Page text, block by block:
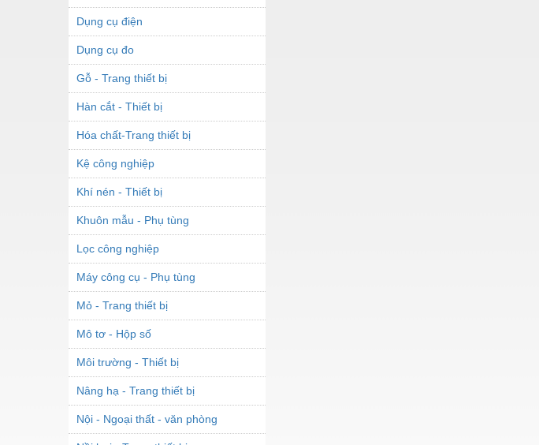
Dụng cụ điện
Dụng cụ đo
Gỗ - Trang thiết bị
Hàn cắt - Thiết bị
Hóa chất-Trang thiết bị
Kệ công nghiệp
Khí nén - Thiết bị
Khuôn mẫu - Phụ tùng
Lọc công nghiệp
Máy công cụ - Phụ tùng
Mỏ - Trang thiết bị
Mô tơ - Hộp số
Môi trường - Thiết bị
Nâng hạ - Trang thiết bị
Nội - Ngoại thất - văn phòng